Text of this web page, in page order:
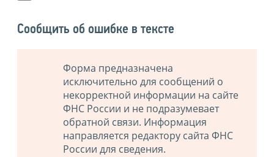
Сообщить об ошибке в тексте
Форма предназначена
исключительно для сообщений о
некорректной информации на сайте
ФНС России и не подразумевает
обратной связи. Информация
направляется редактору сайта ФНС
России для сведения.